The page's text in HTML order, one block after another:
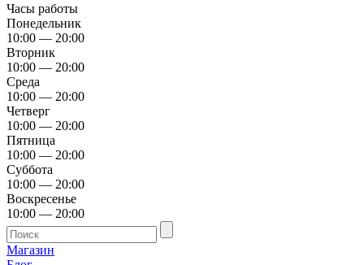
Часы работы
Понедельник
10:00 — 20:00
Вторник
10:00 — 20:00
Среда
10:00 — 20:00
Четверг
10:00 — 20:00
Пятница
10:00 — 20:00
Суббота
10:00 — 20:00
Воскресенье
10:00 — 20:00
Магазин